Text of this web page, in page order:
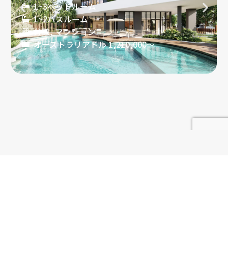
1~3ベッドルーム
1~2バスルーム
分譲, マンション
オーストラリアドル 1,210,000〜